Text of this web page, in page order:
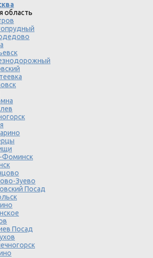
область
Фоминск
Зуево
Посад
Посад